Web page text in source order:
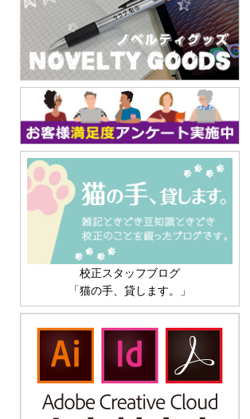
校正スタッフブログ
「猫の手、貸します。」